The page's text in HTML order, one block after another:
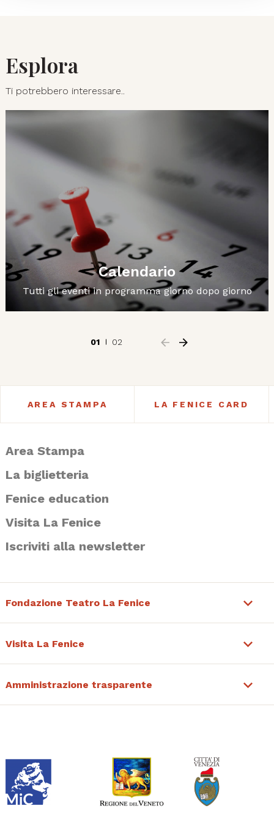
Esplora
Ti potrebbero interessare..
Calendario
Tutti gli eventi in programma giorno dopo giorno
01 02
AREA STAMPA LA FENICE CARD
Area Stampa
La biglietteria
Fenice education
Visita La Fenice
Iscriviti alla newsletter
Fondazione Teatro La Fenice
Visita La Fenice
Amministrazione trasparente